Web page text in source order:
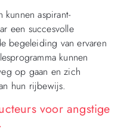
aspirant-
een succesvolle
begeleiding van ervaren
kunnen
op gaan en zich
hun rijbewijs.
voor angstige